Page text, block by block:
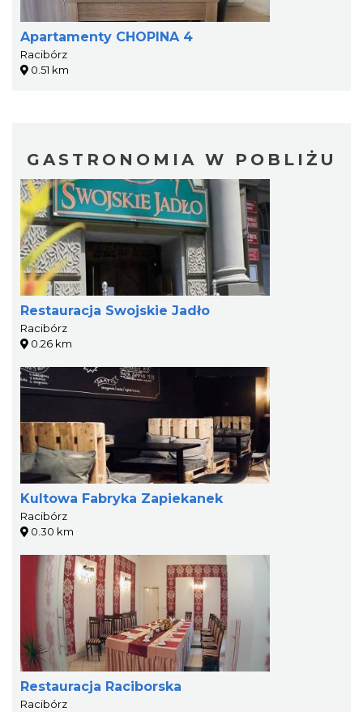
Apartamenty CHOPINA 4
Racibórz
0.51 km
GASTRONOMIA W POBLIŻU
Restauracja Swojskie Jadło
Racibórz
0.26 km
Kultowa Fabryka Zapiekanek
Racibórz
0.30 km
Restauracja Raciborska
Racibórz